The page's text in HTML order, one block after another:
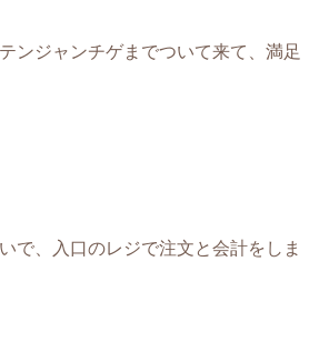
ンジャンチゲまでついて来て、満足
で、入口のレジで注文と会計をしま